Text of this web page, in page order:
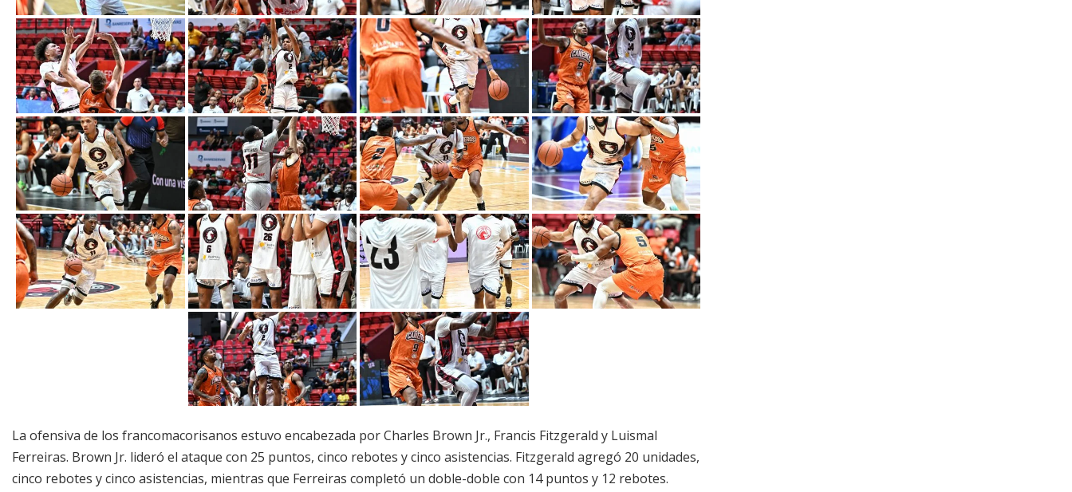
La ofensiva de los francomacorisanos estuvo encabezada por Charles Brown Jr., Francis Fitzgerald y Luismal
Ferreiras. Brown Jr. lideró el ataque con 25 puntos, cinco rebotes y cinco asistencias. Fitzgerald agregó 20 unidades,
cinco rebotes y cinco asistencias, mientras que Ferreiras completó un doble-doble con 14 puntos y 12 rebotes.